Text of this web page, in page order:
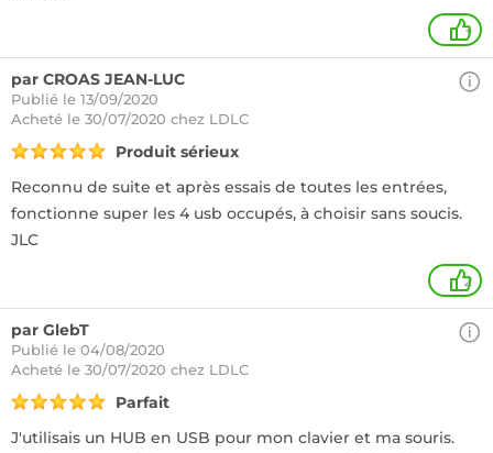
+
par CROAS JEAN-LUC
Publié le 13/09/2020
Acheté le 30/07/2020 chez LDLC
Produit sérieux
Reconnu de suite et après essais de toutes les entrées,
fonctionne super les 4 usb occupés, à choisir sans soucis.
JLC
2
par GlebT
Publié le 04/08/2020
Acheté le 30/07/2020 chez LDLC
Parfait
J'utilisais un HUB en USB pour mon clavier et ma souris.